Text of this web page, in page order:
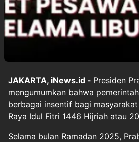
JAKARTA, iNews.id - Presiden
mengumumkan bahwa
berbagai insentif bagi
Raya Idul Fitri 1446 Hijriah atau
Selama bulan Ramadan 2025,